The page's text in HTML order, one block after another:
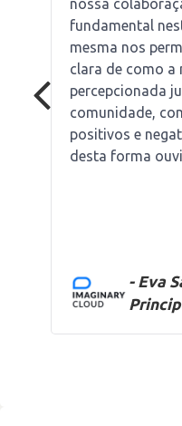
nossa
fundamental
mesma nos
clara de como a
percepcionada
comunidade,
positivos e
desta forma
- Eva